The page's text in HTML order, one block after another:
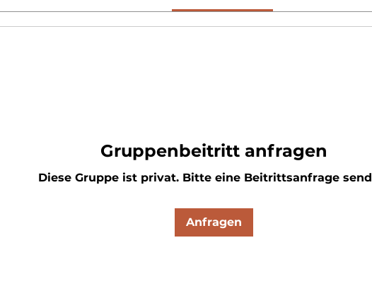
Gruppenbeitritt anfragen
Diese Gruppe ist privat. Bitte eine Beitrittsanfrage
Anfragen